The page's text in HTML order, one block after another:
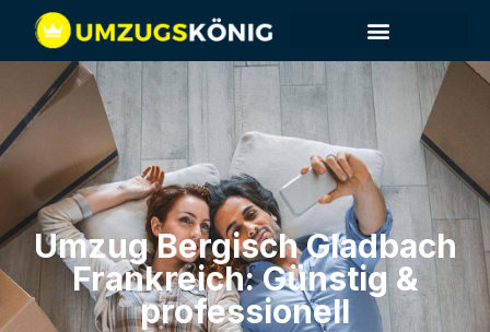
Umzug Bergisch Gladbach​
Frankreich: Günstig &
professionell​